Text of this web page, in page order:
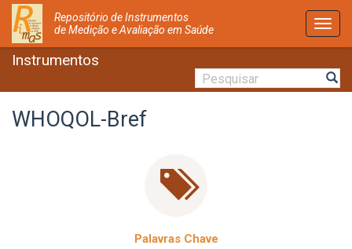
Repositório de Instrumentos
de Medição e Avaliação em Saúde
Instrumentos
WHOQOL-Bref
Palavras Chave